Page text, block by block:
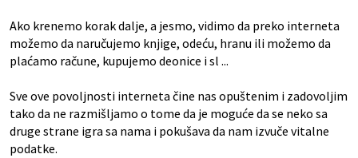
Ako krenemo korak dalje, a jesmo, vidimo da preko interneta
možemo da naručujemo knjige, odeću, hranu ili možemo da
plaćamo račune, kupujemo deonice i sl ...
Sve ove povoljnosti interneta čine nas opuštenim i zadovoljim
tako da ne razmišljamo o tome da je moguće da se neko sa
druge strane igra sa nama i pokušava da nam izvuče vitalne
podatke.